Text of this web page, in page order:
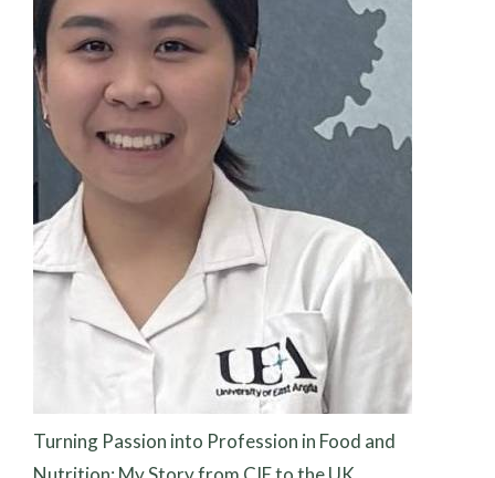
Turning Passion into Profession in Food and